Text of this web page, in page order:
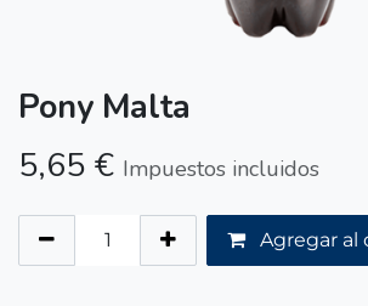
Pony Malta
5,65 € Impuestos incluidos
Agregar al